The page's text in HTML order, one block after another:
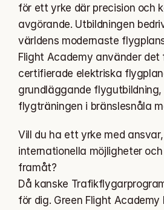
för ett yrke där precision och
avgörande. Utbildningen
världens modernaste
Flight Academy använder det
certifierade elektriska
grundläggande
flygträningen i bränslesnåla
Vill du ha ett yrke med
internationella möjligheter
framåt?
Då kanske
för dig. Green Flight Academy